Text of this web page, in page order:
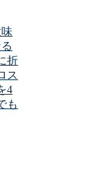
折
ス
4
も